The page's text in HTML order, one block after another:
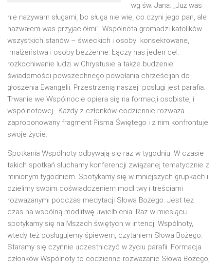
wg św. Jana: „Już was
nie nazywam sługami, bo sługa nie wie, co czyni jego pan, ale
nazwałem was przyjaciółmi”. Wspólnota gromadzi katolików
wszystkich stanów – świeckich i osoby konsekrowane,
małżeństwa i osoby bezżenne. Łączy nas jeden cel:
rozkochiwanie ludzi w Chrystusie a także budzenie
świadomości powszechnego powołania chrześcijan do
głoszenia Ewangelii. Przestrzenią naszej posługi jest parafia.
Trwanie we Wspólnocie opiera się na formacji osobistej i
wspólnotowej. Każdy z członków codziennie rozważa
zaproponowany fragment Pisma Świętego i z nim konfrontuje
swoje życie.
Spotkania Wspólnoty odbywają się raz w tygodniu. W czasie
takich spotkań słuchamy konferencji związanej tematycznie z
minionym tygodniem. Spotykamy się w mniejszych grupkach i
dzielimy swoim doświadczeniem modlitwy i treściami
rozważanymi podczas medytacji Słowa Bożego. Jest też
czas na wspólną modlitwę uwielbienia. Raz w miesiącu
spotykamy się na Mszach świętych w intencji Wspólnoty,
wtedy też posługujemy śpiewem, czytaniem Słowa Bożego.
Staramy się czynnie uczestniczyć w życiu parafii. Formacja
członków Wspólnoty to codzienne rozważanie Słowa Bożego,